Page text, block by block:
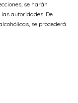
se harán
autoridades. De
se procederá